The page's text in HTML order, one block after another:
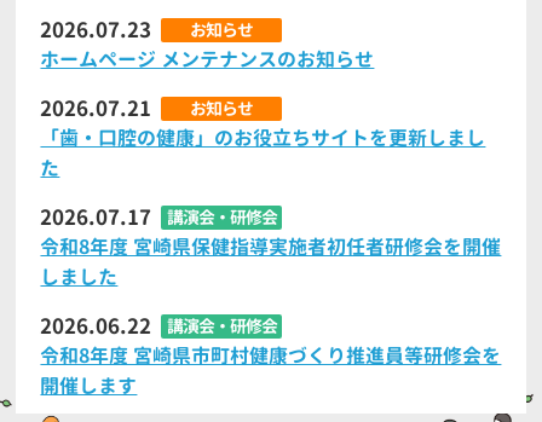
2026.07.23 お知らせ
ホームページ メンテナンスのお知らせ
2026.07.21 お知らせ
「歯・口腔の健康」のお役立ちサイトを更新しまし
た
2026.07.17 講演会・研修会
令和8年度 宮崎県保健指導実施者初任者研修会を開催
しました
2026.06.22 講演会・研修会
令和8年度 宮崎県市町村健康づくり推進員等研修会を
開催します